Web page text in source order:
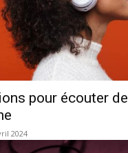
pour écouter
2024